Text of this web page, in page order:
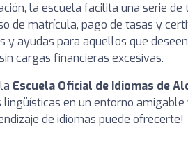
la escuela facilita una serie
de matrícula, pago de tasas y
y ayudas para aquellos que
cargas financieras excesivas.
Escuela Oficial de Idiomas de
en un entorno
de idiomas puede ofrecerte!